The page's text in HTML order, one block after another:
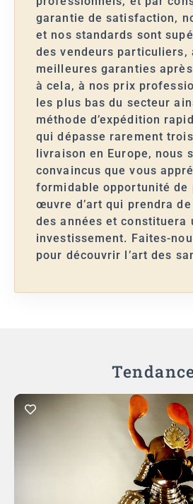
garantie de satisfaction,
et nos standards sont
des vendeurs particuliers,
meilleures garanties
à cela, à nos prix
les plus bas du secteur
méthode d’expédition
qui dépasse rarement
livraison en Europe, nous
convaincus que vous
formidable opportunité de
œuvre d’art qui prendra
des années et constituera
investissement. Faites-
pour découvrir l’art des
Ajouter au